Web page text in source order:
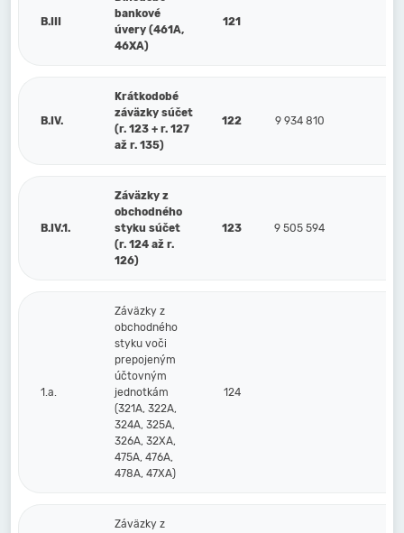
B.III
bankové
úvery (461A,
46XA)
121
B.IV.
Krátkodobé
záväzky súčet
(r. 123 + r. 127
až r. 135)
122 9 934 810
B.IV.1.
Záväzky z
obchodného
styku súčet
(r. 124 až r.
126)
123 9 505 594
1.a.
Záväzky z
obchodného
styku voči
prepojeným
účtovným
jednotkám
(321A, 322A,
324A, 325A,
326A, 32XA,
475A, 476A,
478A, 47XA)
124
Záväzky z